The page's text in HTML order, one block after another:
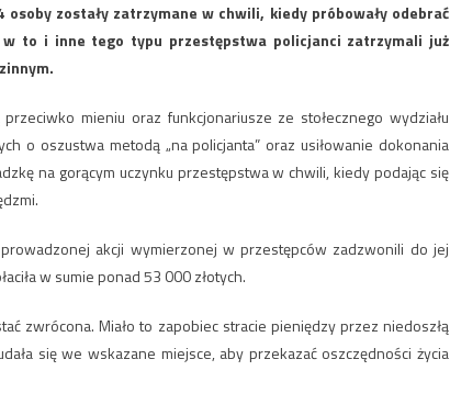
zostały zatrzymane w chwili, kiedy próbowały odebrać
w to i inne tego typu przestępstwa policjanci zatrzymali już
mieniu oraz funkcjonariusze ze stołecznego wydziału
o oszustwa metodą „na policjanta” oraz usiłowanie dokonania
na gorącym uczynku przestępstwa w chwili, kiedy podając się
akcji wymierzonej w przestępców zadzwonili do jej
w sumie ponad 53 000 złotych.
zwrócona. Miało to zapobiec stracie pieniędzy przez niedoszłą
się we wskazane miejsce, aby przekazać oszczędności życia